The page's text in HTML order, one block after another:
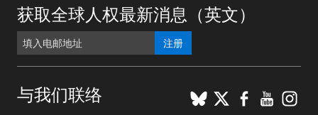
获取全球人权最新消息（英文）
注册
与我们联络 BlueSky
X